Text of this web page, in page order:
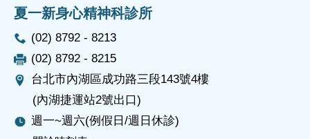
夏一新身心精神科診所
(02) 8792 - 8213
(02) 8792 - 8215
台北市內湖區成功路三段143號4樓
(內湖捷運站2號出口)
週一~週六(例假日/週日休診)